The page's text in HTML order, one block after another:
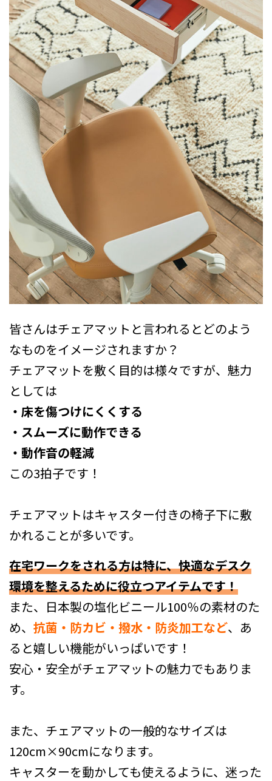
皆さんはチェアマットと言われるとどのよう
なものをイメージされますか？
チェアマットを敷く目的は様々ですが、魅力
としては
・床を傷つけにくくする
・スムーズに動作できる
・動作音の軽減
この3拍子です！
チェアマットはキャスター付きの椅子下に敷
かれることが多いです。
在宅ワークをされる方は特に、快適なデスク
環境を整えるために役立つアイテムです！
また、日本製の塩化ビニール100％の素材のた
め、 抗菌・防カビ・撥水・防炎加工など、あ
ると嬉しい機能がいっぱいです！
安心・安全がチェアマットの魅力でもありま
す。
また、チェアマットの一般的なサイズは
120cm×90cmになります。
キャスターを動かしても使えるように、迷った